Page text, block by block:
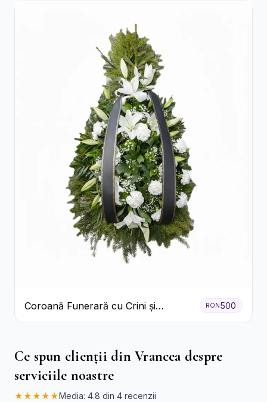
Coroană Funerară cu Crini și
Garoafe Albe
RON 500
Ce spun clienții din Vrancea despre
serviciile noastre
★★★★★Media: 4.8 din 4 recenzii